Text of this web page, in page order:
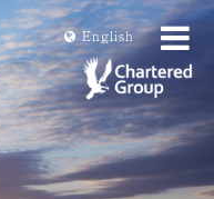
English